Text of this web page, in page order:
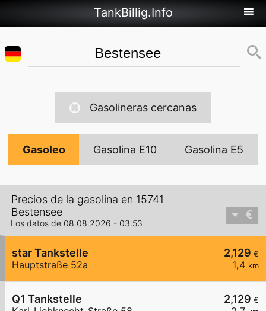
TankBillig.Info
Gasolineras cercanas
Gasoleo Gasolina E10 Gasolina E5
Precios de la gasolina en 15741
Bestensee
Los datos de 08.08.2026 - 03:53
2,129 €
1,4 km
star Tankstelle
Hauptstraße 52a
2,129 €
Q1 Tankstelle